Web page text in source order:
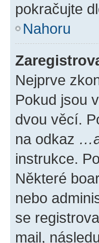
pokračujte
Nahoru
Nejprve
Pokud jsou
dvou věcí.
na odkaz
instrukce.
Některé
nebo
se
mail,